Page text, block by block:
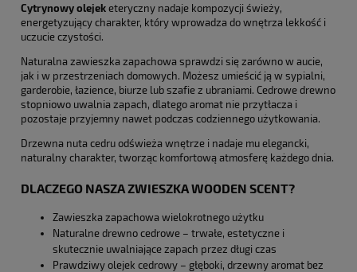
Cytrynowy olejek eteryczny nadaje kompozycji świeży,
energetyzujący charakter, który wprowadza do wnętrza lekkość i
uczucie czystości.
Naturalna zawieszka zapachowa sprawdzi się zarówno w aucie,
jak i w przestrzeniach domowych. Możesz umieścić ją w sypialni,
garderobie, łazience, biurze lub szafie z ubraniami. Cedrowe drewno
stopniowo uwalnia zapach, dlatego aromat nie przytłacza i
pozostaje przyjemny nawet podczas codziennego użytkowania.
Drzewna nuta cedru odświeża wnętrze i nadaje mu elegancki,
naturalny charakter, tworząc komfortową atmosferę każdego dnia.
DLACZEGO NASZA ZWIESZKA WOODEN SCENT?
Zawieszka zapachowa wielokrotnego użytku
Naturalne drewno cedrowe – trwałe, estetyczne i
skutecznie uwalniające zapach przez długi czas
Prawdziwy olejek cedrowy – głęboki, drzewny aromat bez